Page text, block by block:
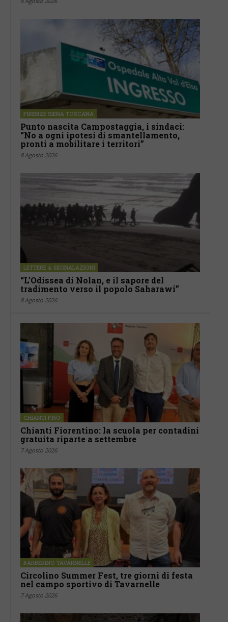
FIRENZE SIENA TOSCANA
Punto nascita Campostaggia, i sindaci:
“No a ogni ipotesi di smantellamento,
pronti a mobilitare i territori”
8 Agosto 2026
LETTERE & SEGNALAZIONI
“L’Odissea di Nolan, e il sapore del
tradimento verso il popolo Saharawi”
8 Agosto 2026
CHIANTI F.NO
Chianti Fiorentino: la scuola per contadini
gratuita riparte a settembre
7 Agosto 2026
BARBERINO TAVARNELLE
Circolino Summer Fest, tre giorni di festa
nel campo sportivo di Tavarnelle
7 Agosto 2026